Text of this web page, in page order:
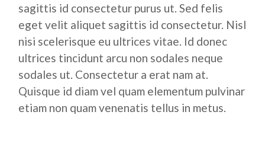
sagittis id consectetur purus ut. Sed felis
eget velit aliquet sagittis id consectetur. Nisl
nisi scelerisque eu ultrices vitae. Id donec
ultrices tincidunt arcu non sodales neque
sodales ut. Consectetur a erat nam at.
Quisque id diam vel quam elementum pulvinar
etiam non quam venenatis tellus in metus.